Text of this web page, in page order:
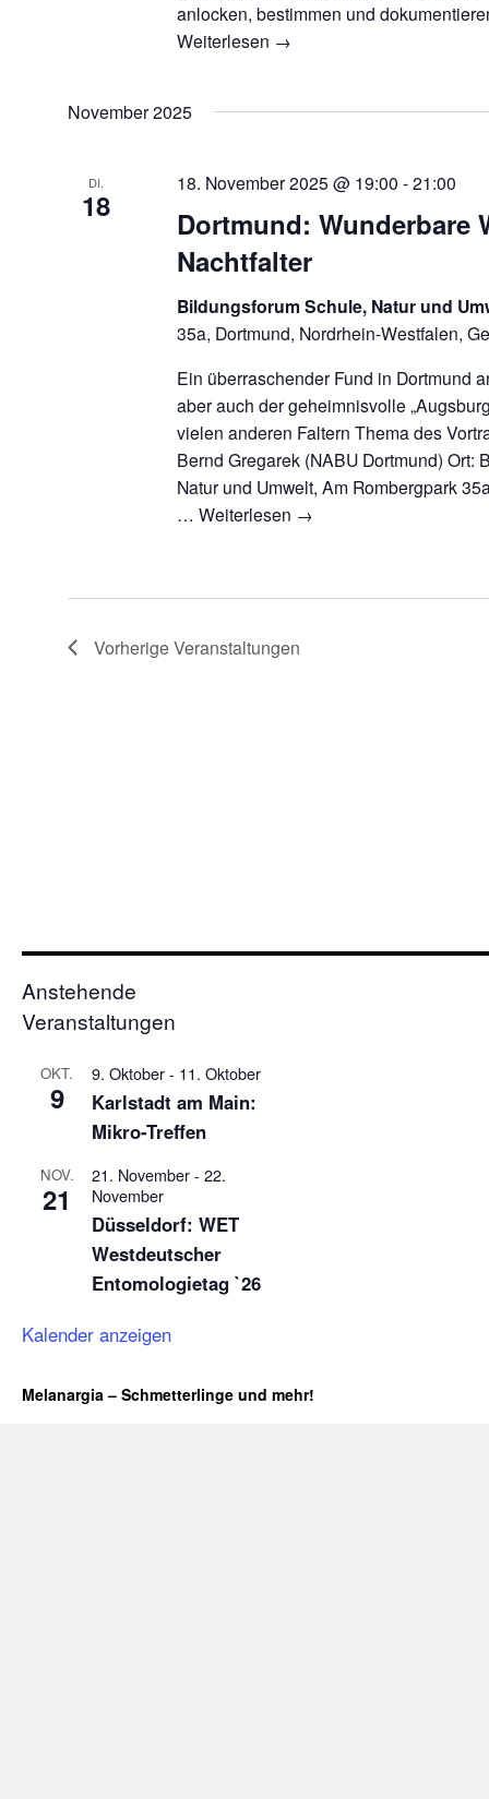
anlocken, bestimmen und
Weiterlesen →
November 2025
DI.
18
Dortmund: Wunderbare
Nachtfalter
18. November 2025 @ 19:00 -21:00
Bildungsforum Schule, Natur und
35a, Dortmund, Nordrhein-Westfalen,
Ein überraschender Fund in Dortmund
aber auch der geheimnisvolle
vielen anderen Faltern Thema des
Bernd Gregarek (NABU Dortmund) Ort:
Natur und Umwelt, Am Rombergpark
…Weiterlesen →
VorherigeVeranstaltungen
Anstehende
Veranstaltungen
OKT.
9
9. Oktober- 11. Oktober
Karlstadt am Main:
Mikro-Treffen
NOV.
21
21. November- 22.
November
Düsseldorf: WET
Westdeutscher
Entomologietag `26
Kalender anzeigen
Melanargia – Schmetterlinge und mehr!